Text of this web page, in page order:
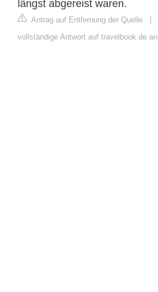
längst abgereist waren.
Antrag auf Entfernung der Quelle |
vollständige Antwort auf travelbook.de an